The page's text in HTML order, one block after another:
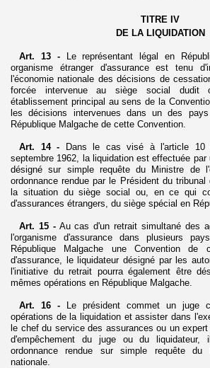
TITRE IV
DE LA LIQUIDATION
Art. 13 -Le représentant légal en
organisme étranger d'assurance est tenu
l'économie nationale des décisions de
forcée intervenue au siège social dudit
établissement principal au sens de la
les décisions intervenues dans un des
République Malgache de cette Convention.
Art. 14 - Dans le cas visé à l'article 10
septembre 1962, la liquidation est effectuée
désigné sur simple requête du Ministre de
ordonnance rendue par le Président du
la situation du siège social ou, en ce qui
d'assurances étrangers, du siège spécial en
Art. 15 -Au cas d'un retrait simultané des
l'organisme d'assurance dans plusieurs
République Malgache une Convention de
d'assurance, le liquidateur désigné par les
l'initiative du retrait pourra également être
mêmes opérations en République Malgache.
Art. 16 - Le président commet un juge
opérations de la liquidation et assister dans
le chef du service des assurances ou un
d'empêchement du juge ou du liquidateur,
ordonnance rendue sur simple requête du
nationale.